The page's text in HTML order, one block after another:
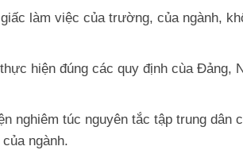
làm việc của trường, của ngành,
hiện đúng các quy định cùa Đảng,
nghiêm túc nguyên tắc tập trung dân
ngành.